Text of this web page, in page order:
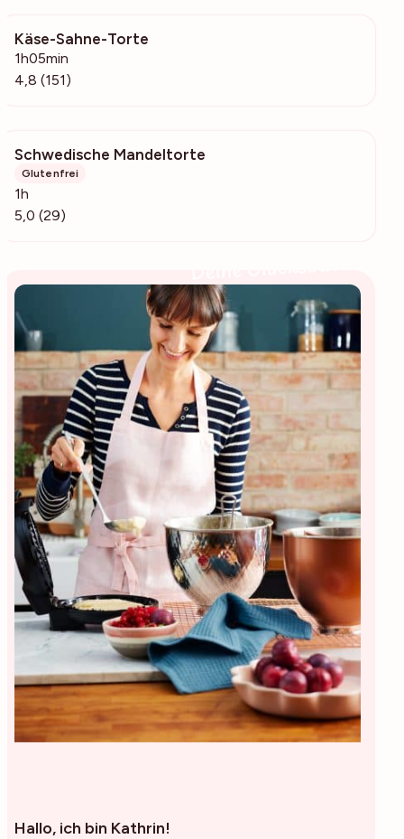
Käse-Sahne-Torte
1h05min
4,8 (151)
Schwedische Mandeltorte
Glutenfrei
1h
5,0 (29)
Hallo, ich bin Kathrin!